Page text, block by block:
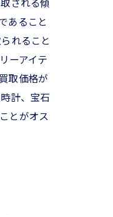
される傾
あること
れること
ーアイテ
取価格が
計、宝石
とがオス